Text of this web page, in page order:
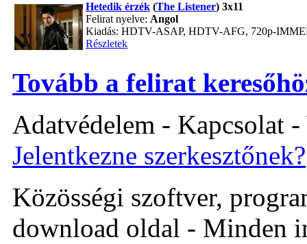
Hetedik érzék (The Listener) 3x11
Felirat nyelve: Angol
Kiadás: HDTV-ASAP, HDTV-AFG, 720p-
Részletek
Tovább a felirat
Adatvédelem - Kapcsolat
Jelentkezne szerkesztőnek?
Közösségi szoftver,
download oldal - Minden